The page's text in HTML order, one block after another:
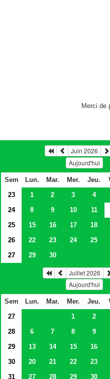
Merci de
Juin 2026
Aujourd'hui
Sem Lun. Mar. Mer. Jeu.
23
1 2 3 4
24
8 9 10 11
25
15 16 17 18
26
22 23 24 25
27
29 30
Juillet 2026
Aujourd'hui
Sem Lun. Mar. Mer. Jeu.
27
1 2
28
6 7 8 9
29
13 14 15 16
30
20 21 22 23
31
27 28 29 30